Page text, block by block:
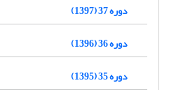
دوره 37 (1397)
دوره 36 (1396)
دوره 35 (1395)